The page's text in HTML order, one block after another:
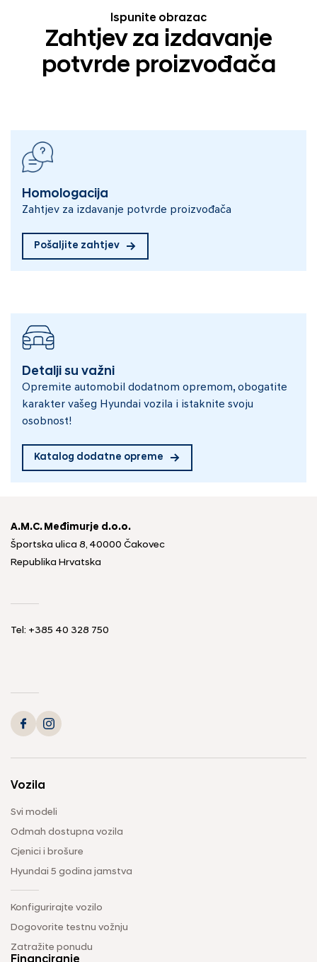
Ispunite obrazac
Zahtjev za izdavanje
potvrde proizvođača
Homologacija
Zahtjev za izdavanje potvrde proizvođača
Pošaljite zahtjev
Detalji su važni
Opremite automobil dodatnom opremom, obogatite
karakter vašeg Hyundai vozila i istaknite svoju
osobnost!
Katalog dodatne opreme
A.M.C. Međimurje d.o.o.
Športska ulica 8, 40000 Čakovec
Republika Hrvatska
Tel: +385 40 328 750
Vozila
Svi modeli
Odmah dostupna vozila
Cjenici i brošure
Hyundai 5 godina jamstva
Konfigurirajte vozilo
Dogovorite testnu vožnju
Zatražite ponudu
Financiranje